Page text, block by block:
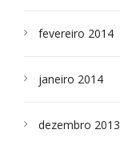
fevereiro 2014
janeiro 2014
dezembro 2013